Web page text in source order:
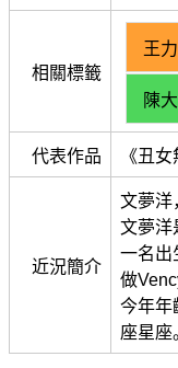
相關標籤
王
陳
代表作品 《丑
近況簡介
文夢洋
文夢洋
一名出
做
今年年
座星座